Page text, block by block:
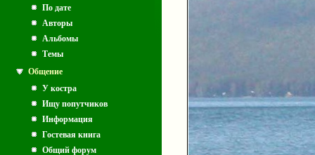
По дате
Авторы
Альбомы
Темы
Общение
У костра
Ищу попутчиков
Информация
Гостевая книга
Общий форум